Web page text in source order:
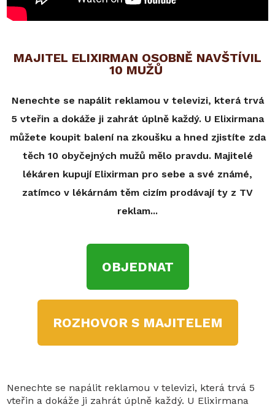
MAJITEL ELIXIRMAN OSOBNĚ NAVŠTÍVIL
10 MUŽŮ
Nenechte se napálit reklamou v televizi, která trvá
5 vteřin a dokáže ji zahrát úplně každý. U Elixirmana
můžete koupit balení na zkoušku a hned zjistíte zda
těch 10 obyčejných mužů mělo pravdu. Majitelé
lékáren kupují Elixirman pro sebe a své známé,
zatímco v lékárnám těm cizím prodávají ty z TV
reklam...
OBJEDNAT
ROZHOVOR S MAJITELEM
Nenechte se napálit reklamou v televizi, která trvá 5
vteřin a dokáže ji zahrát úplně každý. U Elixirmana